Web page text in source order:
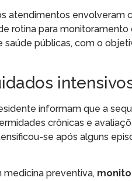
atendimentos envolveram
rotina para
saúde públicas, com o
informam que a
crônicas e
se após alguns
medicina preventiva,